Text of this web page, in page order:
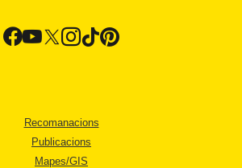
Recomanacions
Publicacions
Mapes/GIS